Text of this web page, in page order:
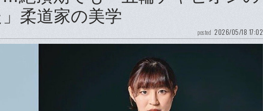
柔道家の美学
posted 2026/05/18 17:02